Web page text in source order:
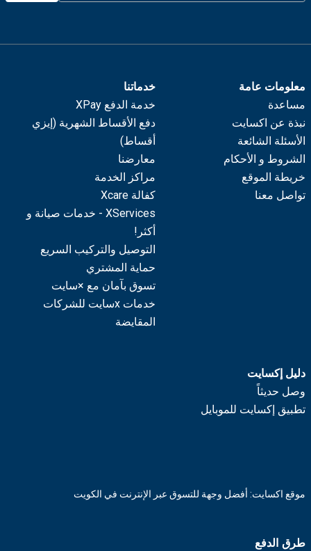
معلومات عامة
مساعدة
نبذة عن اكسايت
الأسئلة الشائعة
الشروط و الأحكام
خريطة الموقع
تواصل معنا
خدماتنا
خدمة الدفع XPay
دفع الأقساط الشهرية (إيزي
أقساط)
معارضنا
مراكز الخدمة
كفالة Xcare
XServices - خدمات صيانة و
أكثر!
التوصيل والتركيب السريع
حماية المشتري
تسوق بآمان مع ×سايت
خدمات xسايت للشركات
المقايضة
دليل إكسايت
وصل حديثاً
تطبيق إكسايت للموبايل
موقع اكسايت: أفضل وجهة للتسوق عبر الإنترنت في الكويت
طرق الدفع